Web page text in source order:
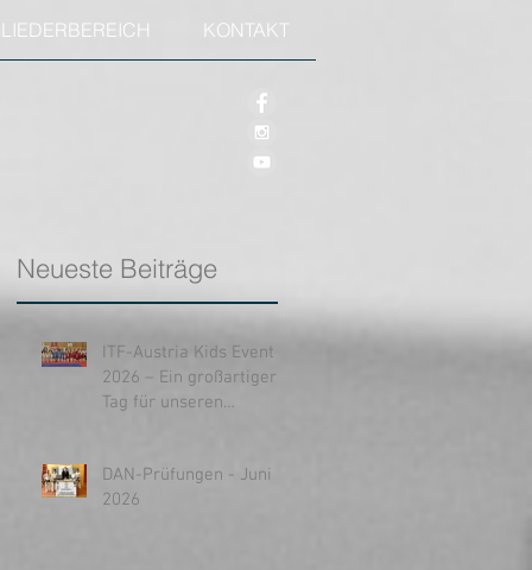
KONTAKT
Neueste Beiträge
ITF-Austria Kids Event
2026 – Ein großartiger
Tag für unseren
DAN-Prüfungen - Juni
2026